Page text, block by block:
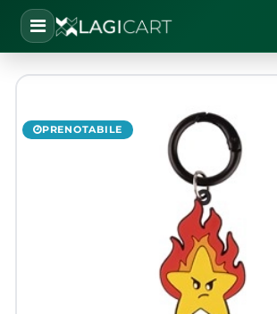
Open
PRENOTABILE